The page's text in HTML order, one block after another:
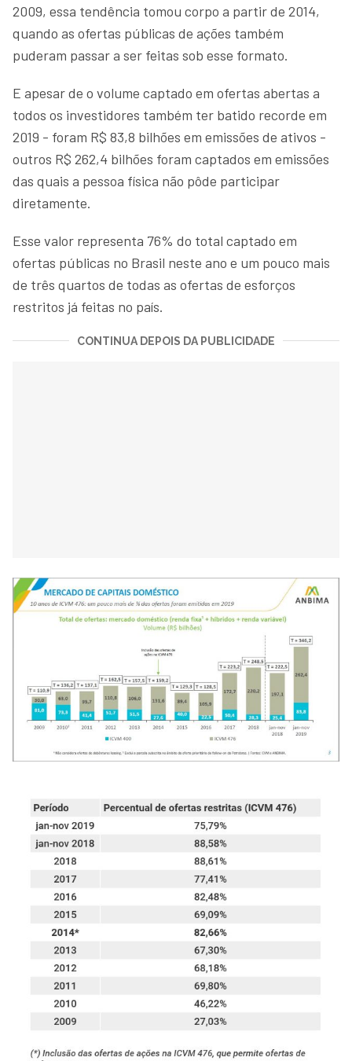
2009, essa tendência tomou corpo a partir de 2014,
quando as ofertas públicas de ações também
puderam passar a ser feitas sob esse formato.
E apesar de o volume captado em ofertas abertas a
todos os investidores também ter batido recorde em
2019 - foram R$ 83,8 bilhões em emissões de ativos -
outros R$ 262,4 bilhões foram captados em emissões
das quais a pessoa física não pôde participar
diretamente.
Esse valor representa 76% do total captado em
ofertas públicas no Brasil neste ano e um pouco mais
de três quartos de todas as ofertas de esforços
restritos já feitas no país.
CONTINUA DEPOIS DA PUBLICIDADE